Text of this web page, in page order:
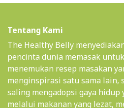
Tentang Kami
The Healthy Belly
pencinta dunia memasak
menemukan resep masakan
menginspirasi satu sama lain,
saling mengadopsi gaya hidup
melalui makanan yang lezat,